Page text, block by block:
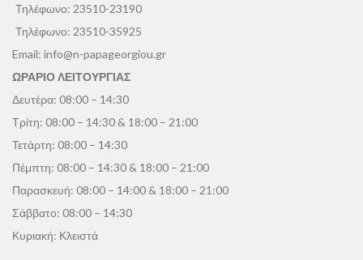
Τηλέφωνο: 23510-23190
Τηλέφωνο: 23510-35925
Email: info@n-papageorgiou.gr
ΩΡΑΡΙΟ ΛΕΙΤΟΥΡΓΙΑΣ
Δευτέρα: 08:00 – 14:30
Τρίτη: 08:00 – 14:30 & 18:00 – 21:00
Τετάρτη: 08:00 – 14:30
Πέμπτη: 08:00 – 14:30 & 18:00 – 21:00
Παρασκευή: 08:00 – 14:00 & 18:00 – 21:00
Σάββατο: 08:00 – 14:30
Κυριακή: Κλειστά